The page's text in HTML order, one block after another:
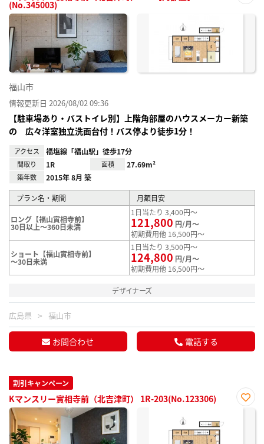
(No.345003)
に入
福山市
情報更新日 2026/08/02 09:36
【駐車場あり・バストイレ別】上階角部屋のハウスメーカー新築
の 広々洋室独立洗面台付！バス停より徒歩1分！
アクセス 福塩線「福山駅」徒歩17分
間取り 1R 面積 27.69m²
築年数 2015年 8月 築
プラン名・期間 月額目安
ロング【福山實相寺前】
30日以上～360日未満
1日当たり 3,400円～
121,800 円/月～
初期費用他 16,500円～
ショート【福山實相寺前】
～30日未満
1日当たり 3,500円～
124,800 円/月～
初期費用他 16,500円～
デザイナーズ
広島県 福山市
お問合わせ 電話する
割引キャンペーン
Kマンスリー實相寺前（北吉津町） 1R-203(No.123306)
お気